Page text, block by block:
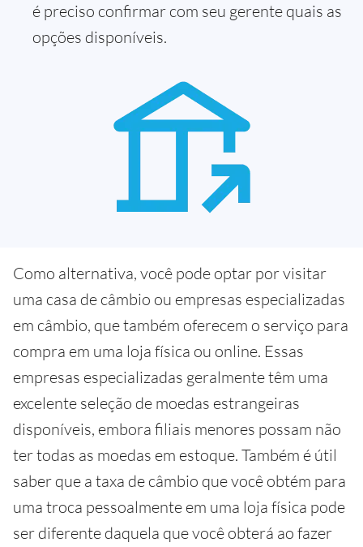
é preciso confirmar com seu gerente quais as
opções disponíveis.
Como alternativa, você pode optar por visitar
uma casa de câmbio ou empresas especializadas
em câmbio, que também oferecem o serviço para
compra em uma loja física ou online. Essas
empresas especializadas geralmente têm uma
excelente seleção de moedas estrangeiras
disponíveis, embora filiais menores possam não
ter todas as moedas em estoque. Também é útil
saber que a taxa de câmbio que você obtém para
uma troca pessoalmente em uma loja física pode
ser diferente daquela que você obterá ao fazer